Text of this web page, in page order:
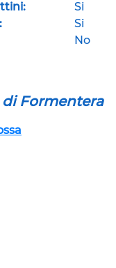
Si
Si
No
Formentera